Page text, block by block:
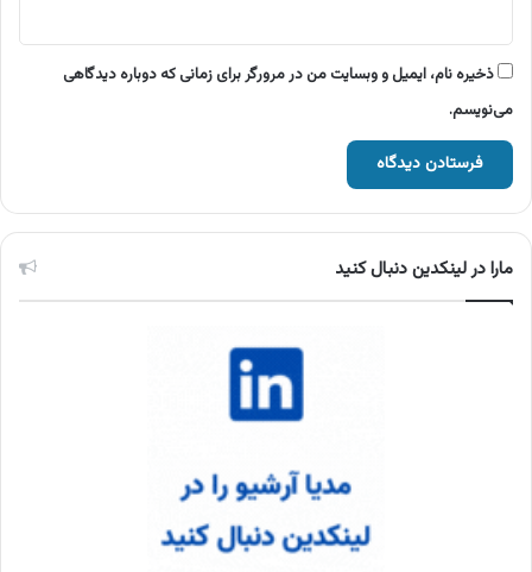
ذخیره نام، ایمیل و وبسایت من در مرورگر برای زمانی که دوباره دیدگاهی
می‌نویسم.
مارا در لینکدین دنبال کنید